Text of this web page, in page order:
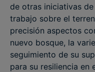
de otras iniciativas
trabajo sobre el
precisión aspectos
nuevo bosque, la
seguimiento de su
para su resiliencia en